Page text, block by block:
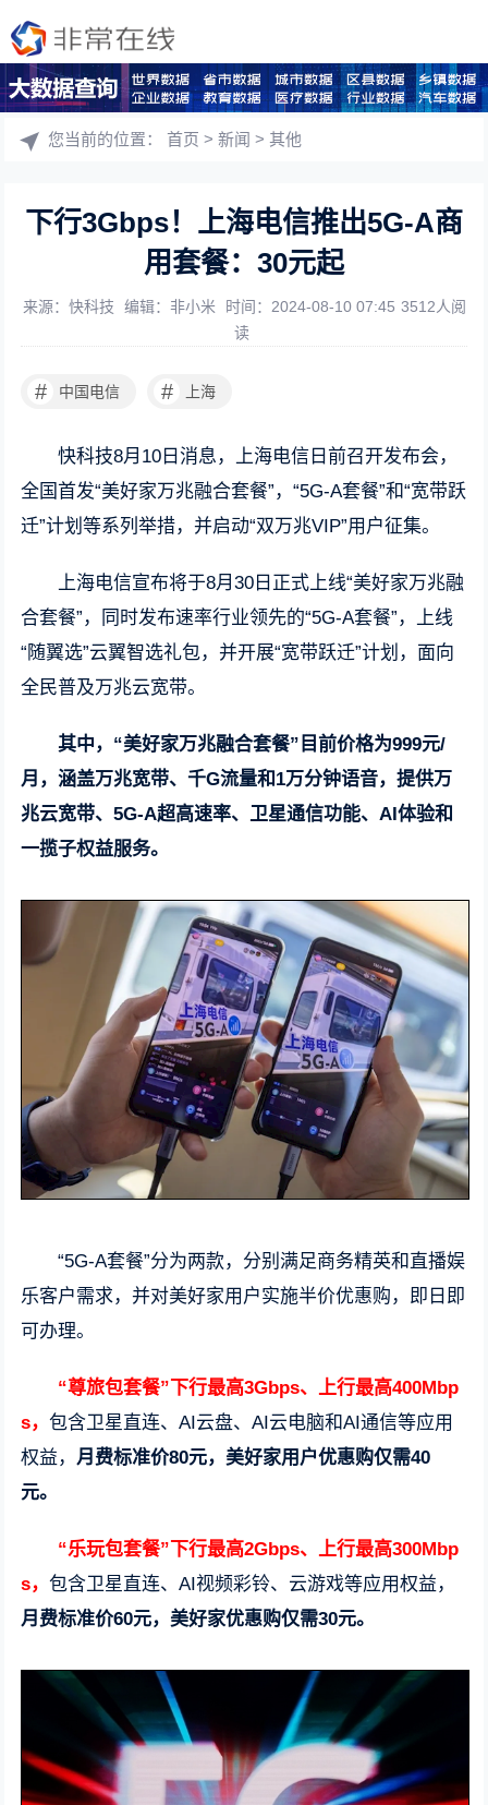
您当前的位置：首页 >新闻 >其他
下行3Gbps！上海电信推出5G-A商
用套餐：30元起
来源：快科技 编辑：非小米 时间：2024-08-10 07:45 3512人阅
读
# 中国电信 # 上海
快科技8月10日消息，上海电信日前召开发布会，
全国首发“美好家万兆融合套餐”，“5G-A套餐”和“宽带跃
迁”计划等系列举措，并启动“双万兆VIP”用户征集。
上海电信宣布将于8月30日正式上线“美好家万兆融
合套餐”，同时发布速率行业领先的“5G-A套餐”，上线
“随翼选”云翼智选礼包，并开展“宽带跃迁”计划，面向
全民普及万兆云宽带。
其中，“美好家万兆融合套餐”目前价格为999元/
月，涵盖万兆宽带、千G流量和1万分钟语音，提供万
兆云宽带、5G-A超高速率、卫星通信功能、AI体验和
一揽子权益服务。
“5G-A套餐”分为两款，分别满足商务精英和直播娱
乐客户需求，并对美好家用户实施半价优惠购，即日即
可办理。
“尊旅包套餐”下行最高3Gbps、上行最高400Mbp
s，包含卫星直连、AI云盘、AI云电脑和AI通信等应用
权益， 月费标准价80元，美好家用户优惠购仅需40
元。
“乐玩包套餐”下行最高2Gbps、上行最高300Mbp
s，包含卫星直连、AI视频彩铃、云游戏等应用权益，
月费标准价60元，美好家优惠购仅需30元。